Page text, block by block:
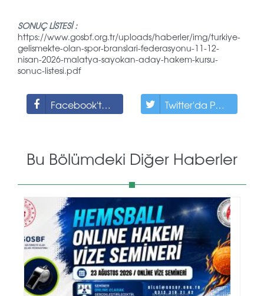
SONUÇ LİSTESİ :
https://www.gosbf.org.tr/uploads/haberler/img/turkiye-
gelismekte-olan-spor-branslari-federasyonu-11-12-
nisan-2026-malatya-sayokan-aday-hakem-kursu-
sonuc-listesi.pdf
Facebook'ta Paylaş Twitter'da Paylaş
Bu Bölümdeki Diğer Haberler